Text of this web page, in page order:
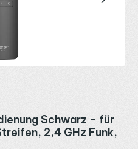
Schwarz – für
2,4 GHz Funk,